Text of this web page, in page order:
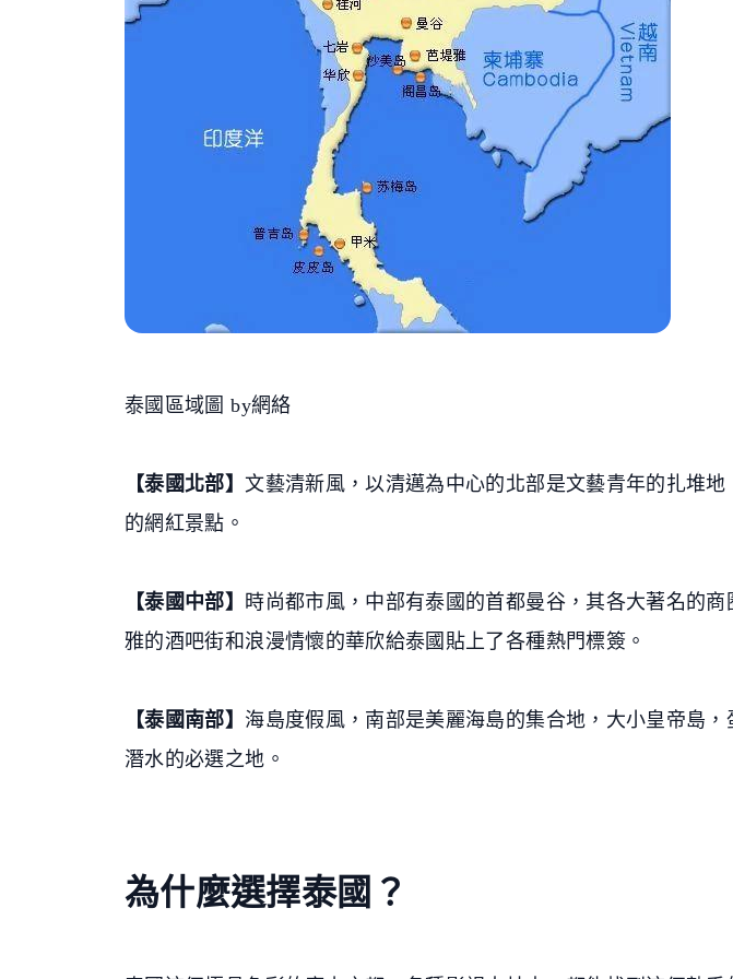
泰國區域圖 by網絡
【泰國北部】文藝清新風，以清邁為中心的北部是文藝青年的扎堆
的網紅景點。
【泰國中部】 時尚都市風，中部有泰國的首都曼谷，其各大著名的
雅的酒吧街和浪漫情懷的華欣給泰國貼上了各種熱門標簽。
【泰國南部】 海島度假風，南部是美麗海島的集合地，大小皇帝島
潛水的必選之地。
為什麼選擇泰國？